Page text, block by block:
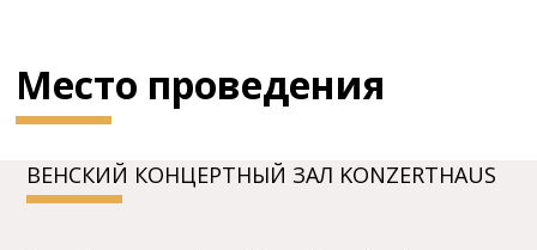
Место проведения
BЕНСКИЙ КОНЦЕPТНЫЙ ЗАЛ KONZERTHAUS